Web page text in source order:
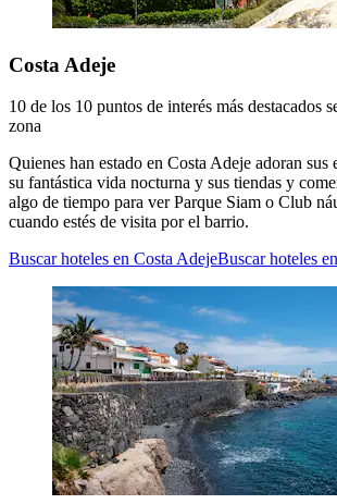
Costa Adeje
10 de los 10 puntos de interés más destacados
zona
Quienes han estado en Costa Adeje adoran sus
su fantástica vida nocturna y sus tiendas y
algo de tiempo para ver Parque Siam o Club
cuando estés de visita por el barrio.
Buscar hoteles en Costa AdejeBuscar hoteles